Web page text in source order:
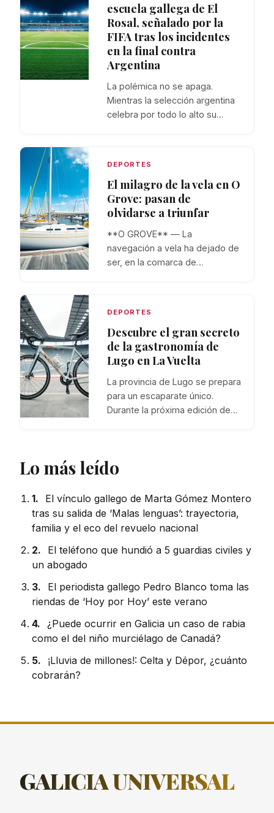
escuela gallega de El
Rosal, señalado por la
FIFA tras los incidentes
en la final contra
Argentina
La polémica no se apaga.
Mientras la selección argentina
celebra por todo lo alto su…
DEPORTES
El milagro de la vela en O
Grove: pasan de
olvidarse a triunfar
**O GROVE** — La
navegación a vela ha dejado de
ser, en la comarca de…
DEPORTES
Descubre el gran secreto
de la gastronomía de
Lugo en La Vuelta
La provincia de Lugo se prepara
para un escaparate único.
Durante la próxima edición de…
Lo más leído
1.
El vínculo gallego de Marta Gómez Montero
tras su salida de ‘Malas lenguas’: trayectoria,
familia y el eco del revuelo nacional
2.
El teléfono que hundió a 5 guardias civiles y
un abogado
3.
El periodista gallego Pedro Blanco toma las
riendas de ‘Hoy por Hoy’ este verano
4. ¿Puede ocurrir en Galicia un caso de rabia
como el del niño murciélago de Canadá?
5.
¡Lluvia de millones!: Celta y Dépor, ¿cuánto
cobrarán?
GALICIAUNIVERSAL